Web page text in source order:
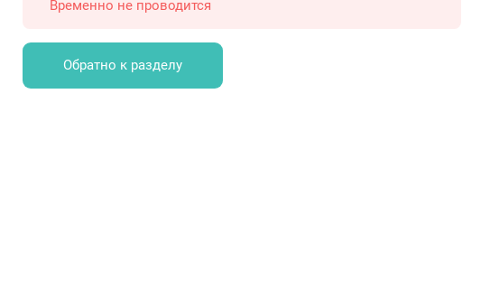
Временно не проводится
Обратно к разделу